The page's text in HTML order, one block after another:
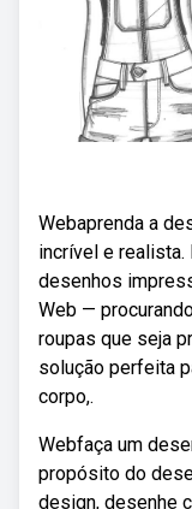
Webaprenda a
incrível e realista.
desenhos
Web —
roupas que seja
solução perfeita
corpo,.
Webfaça um
propósito do
design, desenhe